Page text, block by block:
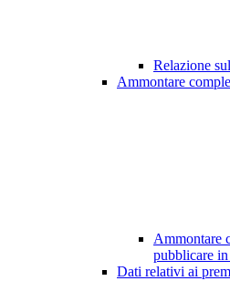
Relazione
Ammontare
Ammontare
pubblicare
Dati relativi ai